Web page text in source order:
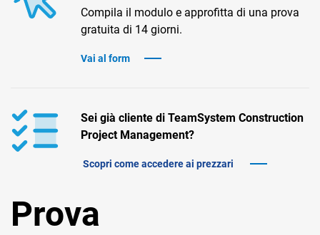
Financial Solutions
TeamSystem Corporate
TeamSystem Store
Compila il modulo e approfitta di una prova
gratuita di 14 giorni.
Vai al form
Sei già cliente di TeamSystem Construction
Project Management?
Scopri come accedere ai prezzari
Prova